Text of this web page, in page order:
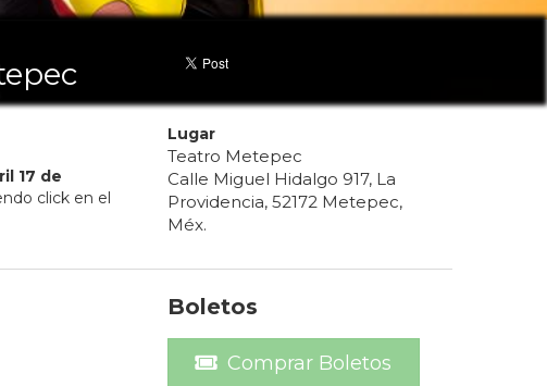
17 de
click en el
Lugar
Teatro Metepec
Calle Miguel Hidalgo 917, La
Providencia, 52172 Metepec,
Méx.
Boletos
Comprar Boletos